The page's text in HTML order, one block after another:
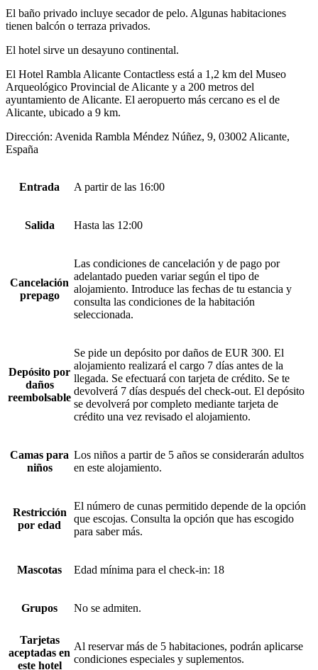
El baño privado incluye secador de pelo. Algunas habitaciones
tienen balcón o terraza privados.
El hotel sirve un desayuno continental.
El Hotel Rambla Alicante Contactless está a 1,2 km del Museo
Arqueológico Provincial de Alicante y a 200 metros del
ayuntamiento de Alicante. El aeropuerto más cercano es el de
Alicante, ubicado a 9 km.
Dirección: Avenida Rambla Méndez Núñez, 9, 03002 Alicante,
España
Entrada A partir de las 16:00
Salida Hasta las 12:00
Cancelación
prepago
Las condiciones de cancelación y de pago por
adelantado pueden variar según el tipo de
alojamiento. Introduce las fechas de tu estancia y
consulta las condiciones de la habitación
seleccionada.
Depósito por
daños
reembolsable
Se pide un depósito por daños de EUR 300. El
alojamiento realizará el cargo 7 días antes de la
llegada. Se efectuará con tarjeta de crédito. Se te
devolverá 7 días después del check-out. El depósito
se devolverá por completo mediante tarjeta de
crédito una vez revisado el alojamiento.
Camas para
niños
Los niños a partir de 5 años se considerarán adultos
en este alojamiento.
Restricción
por edad
El número de cunas permitido depende de la opción
que escojas. Consulta la opción que has escogido
para saber más.
Mascotas Edad mínima para el check-in: 18
Grupos No se admiten.
Tarjetas
aceptadas en
este hotel
Al reservar más de 5 habitaciones, podrán aplicarse
condiciones especiales y suplementos.